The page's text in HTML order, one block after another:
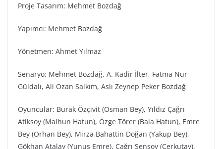
Proje Tasarım: Mehmet Bozdağ
Yapımcı: Mehmet Bozdağ
Yönetmen: Ahmet Yılmaz
Senaryo: Mehmet Bozdağ, A. Kadir İlter, Fatma Nur
Güldalı, Ali Ozan Salkım, Aslı Zeynep Peker Bozdağ
Oyuncular: Burak Özçivit (Osman Bey), Yıldız Çağrı
Atiksoy (Malhun Hatun), Özge Törer (Bala Hatun), Emre
Bey (Orhan Bey), Mirza Bahattin Doğan (Yakup Bey),
Gökhan Atalay (Yunus Emre), Çağrı Şensoy (Cerkutay),